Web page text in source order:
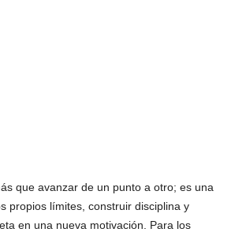
que avanzar de un punto a otro; es una
propios límites, construir disciplina y
en una nueva motivación. Para los